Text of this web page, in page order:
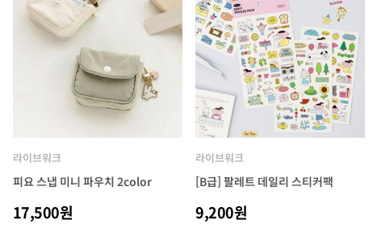
라이브워크
피요 스냅 미니 파우치 2color
17,500원
라이브워크
[B급] 팔레트 데일리 스티커팩
9,200원